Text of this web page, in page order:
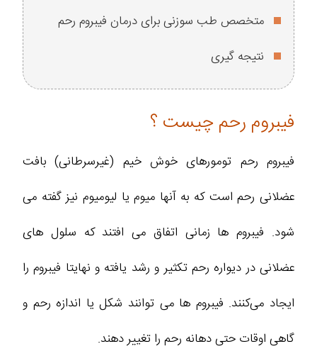
متخصص طب سوزنی برای درمان فیبروم رحم
نتیجه گیری
فیبروم رحم چیست ؟
فیبروم رحم تومورهای خوش خیم (غیرسرطانی) بافت
عضلانی رحم است که به آنها میوم یا لیومیوم نیز گفته می
شود. فیبروم ها زمانی اتفاق می افتند که سلول های
عضلانی در دیواره رحم تکثیر و رشد یافته و نهایتا فیبروم را
ایجاد می‌کنند. فیبروم ها می توانند شکل یا اندازه رحم و
گاهی اوقات حتی دهانه رحم را تغییر دهند.